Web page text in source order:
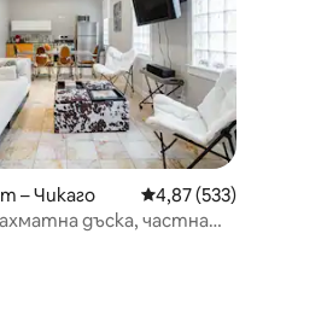
20 отзива
– Чикаго Средна оценка: 4,87
4,87 (533)
дъска, частна